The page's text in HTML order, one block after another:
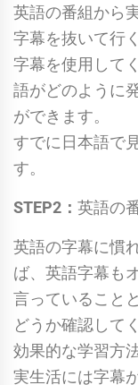
英語の番組から
字幕を抜いて行
字幕を使用して
語がどのように
ができます。
すでに日本語で
す。
STEP2： 英語の
英語の字幕に慣
ば、英語字幕も
言っていること
どうか確認して
効果的な学習方
実生活には字幕